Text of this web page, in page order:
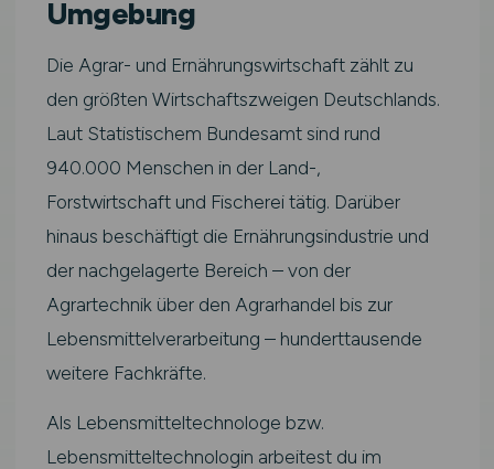
Umgebung
Die Agrar- und Ernährungswirtschaft zählt zu
den größten Wirtschaftszweigen Deutschlands.
Laut Statistischem Bundesamt sind rund
940.000 Menschen in der Land-,
Forstwirtschaft und Fischerei tätig. Darüber
hinaus beschäftigt die Ernährungsindustrie und
der nachgelagerte Bereich – von der
Agrartechnik über den Agrarhandel bis zur
Lebensmittelverarbeitung – hunderttausende
weitere Fachkräfte.
Als Lebensmitteltechnologe bzw.
Lebensmitteltechnologin arbeitest du im